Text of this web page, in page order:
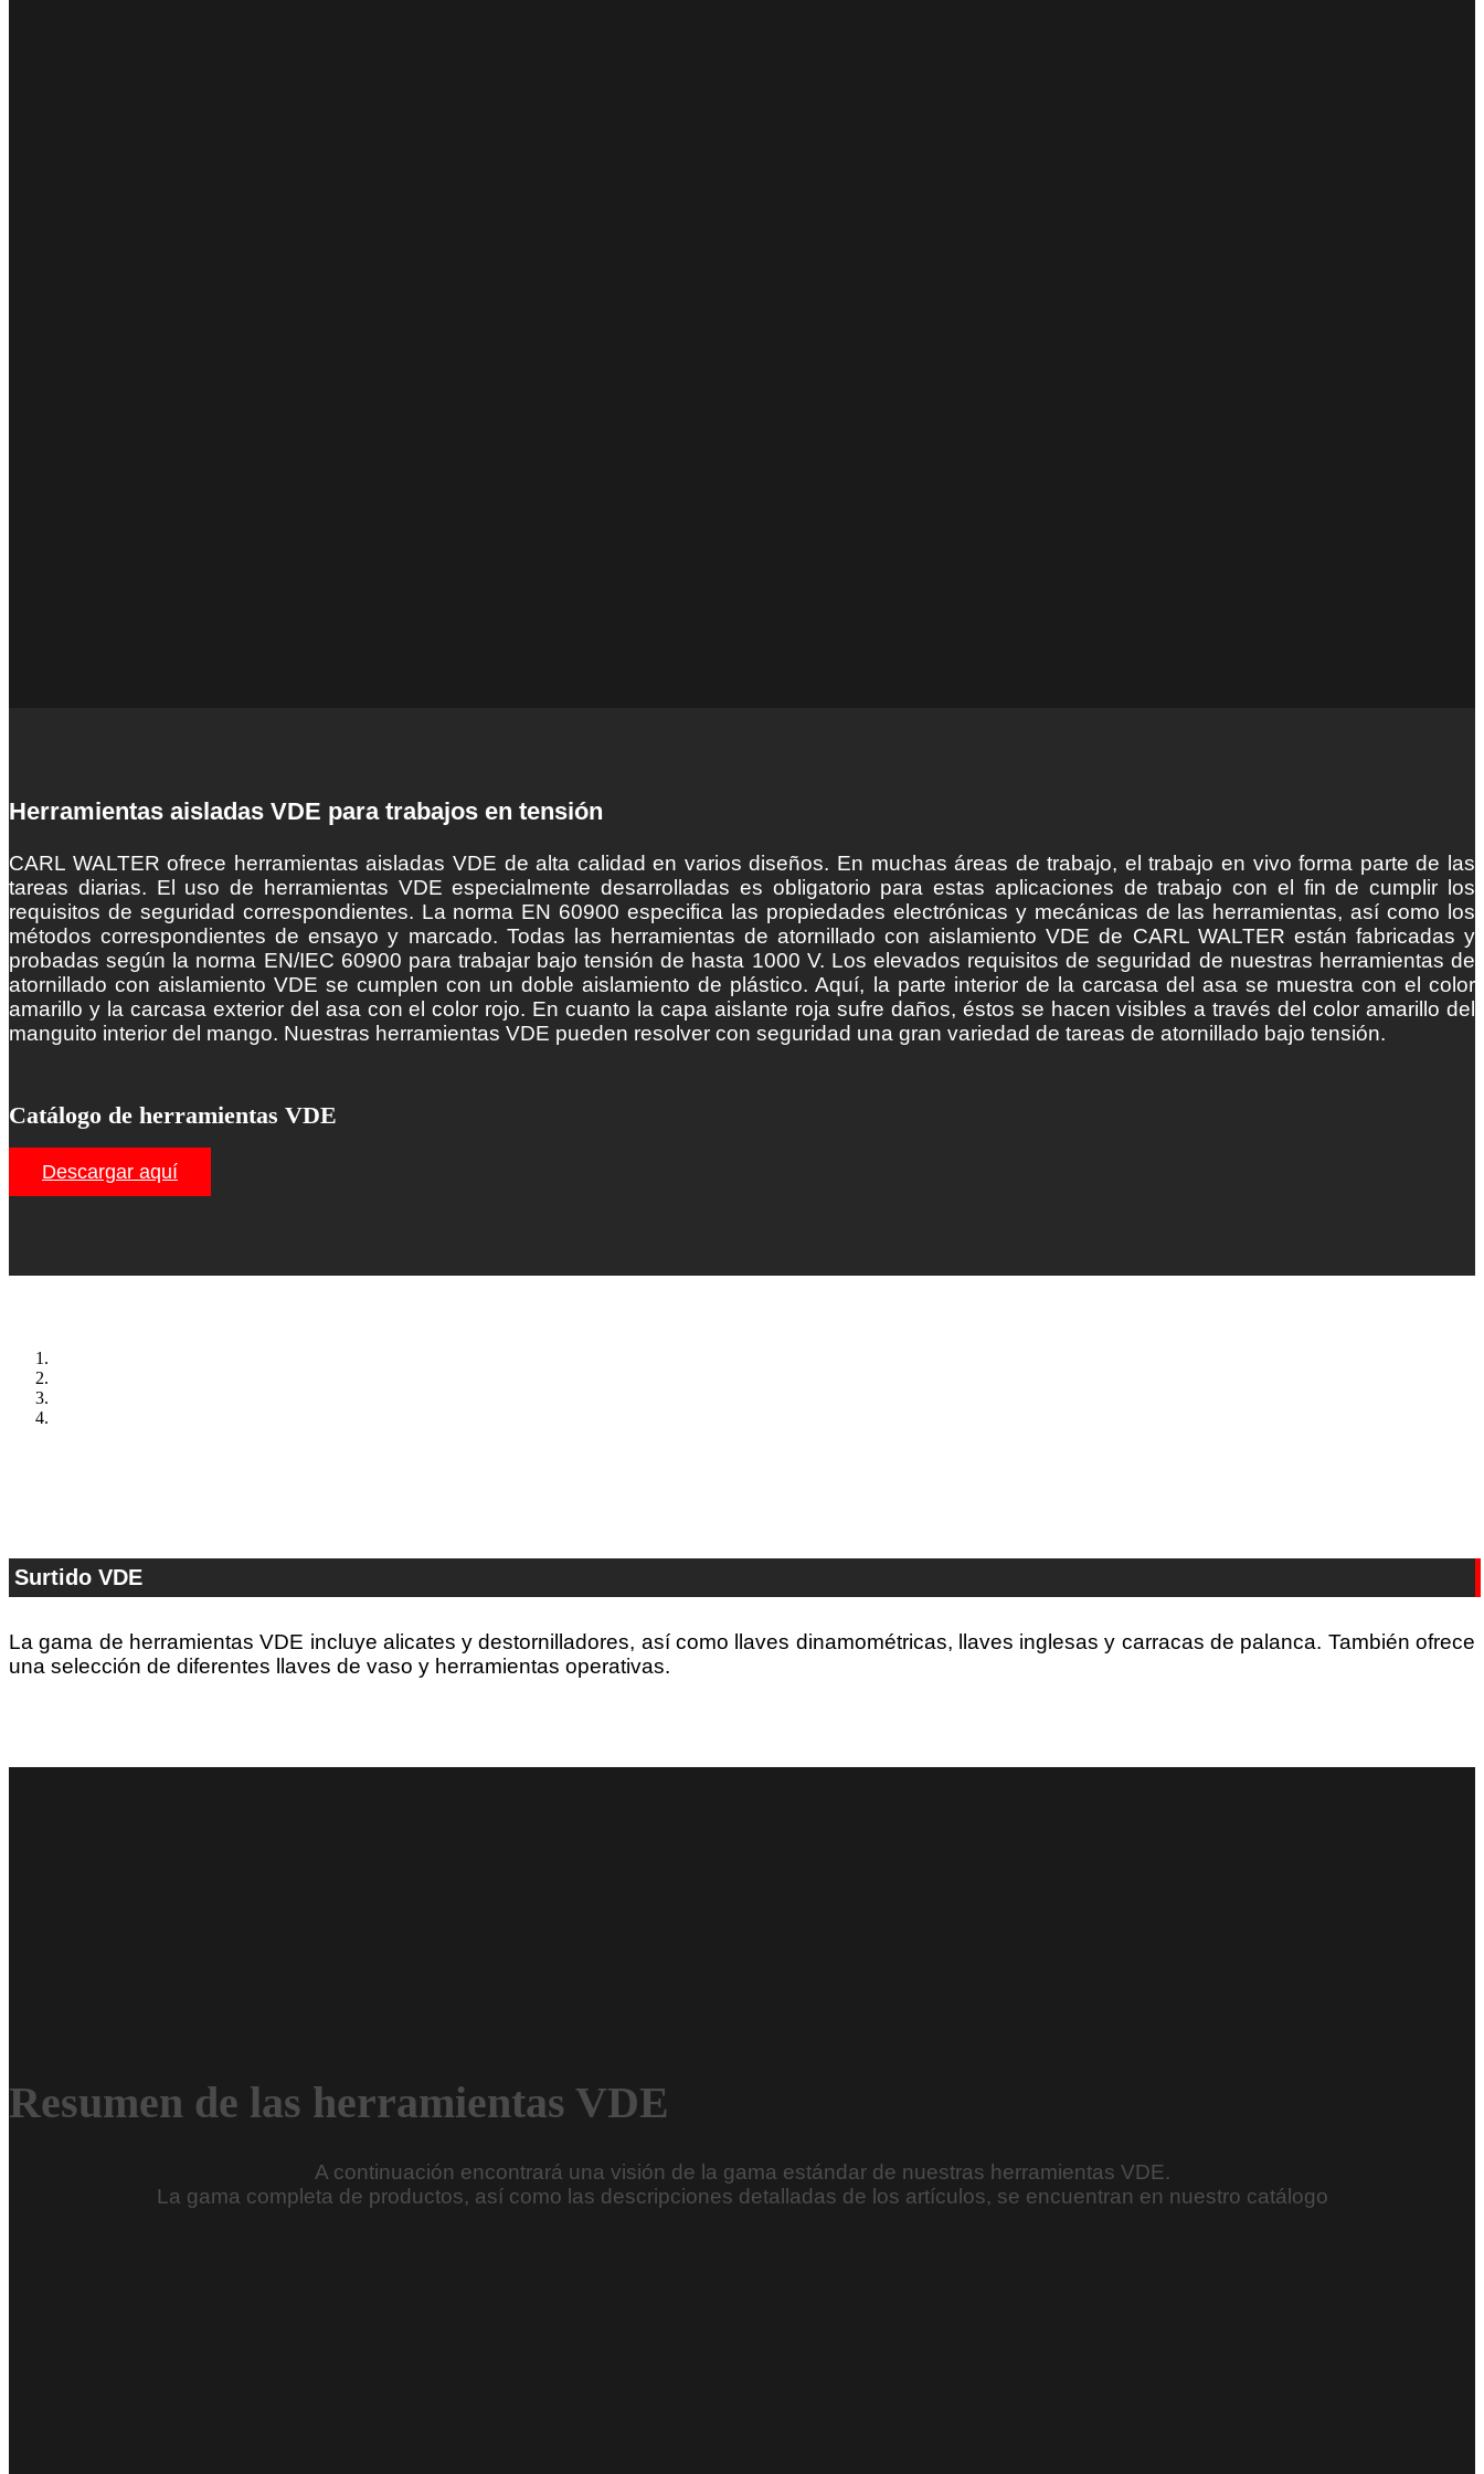
Herramientas aisladas VDE para trabajos en tensión
CARL WALTER ofrece herramientas aisladas VDE de alta calidad en varios diseños. En muchas áreas de trabajo, el trabajo en vivo forma parte de las
tareas diarias. El uso de herramientas VDE especialmente desarrolladas es obligatorio para estas aplicaciones de trabajo con el fin de cumplir los
requisitos de seguridad correspondientes. La norma EN 60900 especifica las propiedades electrónicas y mecánicas de las herramientas, así como los
métodos correspondientes de ensayo y marcado. Todas las herramientas de atornillado con aislamiento VDE de CARL WALTER están fabricadas y
probadas según la norma EN/IEC 60900 para trabajar bajo tensión de hasta 1000 V. Los elevados requisitos de seguridad de nuestras herramientas de
atornillado con aislamiento VDE se cumplen con un doble aislamiento de plástico. Aquí, la parte interior de la carcasa del asa se muestra con el color
amarillo y la carcasa exterior del asa con el color rojo. En cuanto la capa aislante roja sufre daños, éstos se hacen visibles a través del color amarillo del
manguito interior del mango. Nuestras herramientas VDE pueden resolver con seguridad una gran variedad de tareas de atornillado bajo tensión.
Catálogo de herramientas VDE
Descargar aquí
Surtido VDE
La gama de herramientas VDE incluye alicates y destornilladores, así como llaves dinamométricas, llaves inglesas y carracas de palanca. También ofrece
una selección de diferentes llaves de vaso y herramientas operativas.
Resumen de las herramientas VDE
A continuación encontrará una visión de la gama estándar de nuestras herramientas VDE.
La gama completa de productos, así como las descripciones detalladas de los artículos, se encuentran en nuestro catálogo